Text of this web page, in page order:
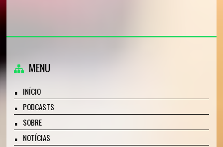
MENU
INÍCIO
PODCASTS
SOBRE
NOTÍCIAS